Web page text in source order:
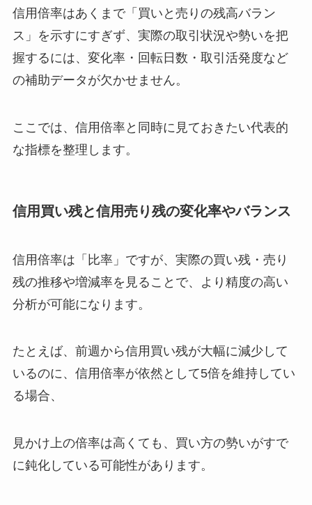
信用倍率はあくまで「買いと売りの残高バラン
ス」を示すにすぎず、実際の取引状況や勢いを把
握するには、変化率・回転日数・取引活発度など
の補助データが欠かせません。
ここでは、信用倍率と同時に見ておきたい代表的
な指標を整理します。
信用買い残と信用売り残の変化率やバランス
信用倍率は「比率」ですが、実際の買い残・売り
残の推移や増減率を見ることで、より精度の高い
分析が可能になります。
たとえば、前週から信用買い残が大幅に減少して
いるのに、信用倍率が依然として5倍を維持してい
る場合、
見かけ上の倍率は高くても、買い方の勢いがすで
に鈍化している可能性があります。